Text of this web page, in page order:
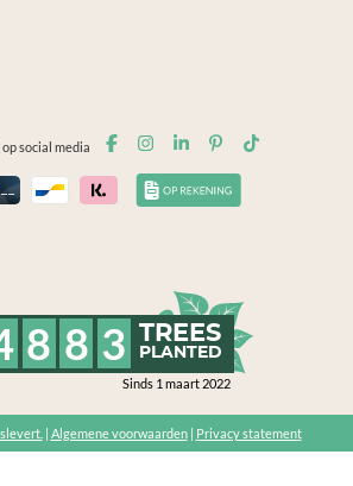
social media
8 8 3 TREES
PLANTED
Sinds 1 maart 2022
| Algemene voorwaarden| Privacy statement